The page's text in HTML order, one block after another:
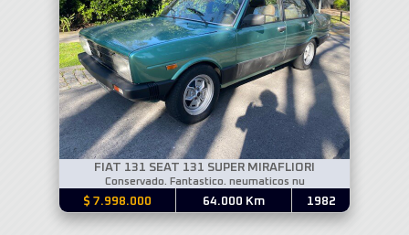
FIAT 131 SEAT 131 SUPER MIRAFLIORI
Conservado. Fantastico. neumaticos nu
$ 7.998.000 64.000 Km 1982